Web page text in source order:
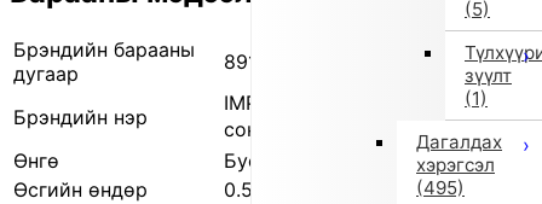
(5)
зүүлт
(1)
Дагалдах
хэрэгсэл
(495)
Брэндийн барааны
дугаар
891600004 0
Брэндийн нэр
IMPORT SELECT（Импортын
сонголт）
Өнгө
Бусад (0)
Өсгийн өндөр
0.5 см